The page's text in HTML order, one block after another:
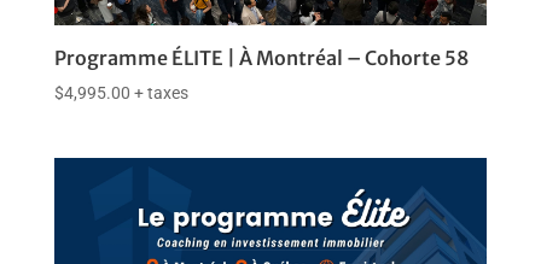
Programme ÉLITE | À Montréal – Cohorte 58
$4,995.00 + taxes